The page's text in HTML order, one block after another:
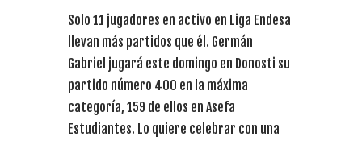
Solo 11 jugadores en activo en Liga Endesa
llevan más partidos que él. Germán
Gabriel jugará este domingo en Donosti su
partido número 400 en la máxima
categoría, 159 de ellos en Asefa
Estudiantes. Lo quiere celebrar con una